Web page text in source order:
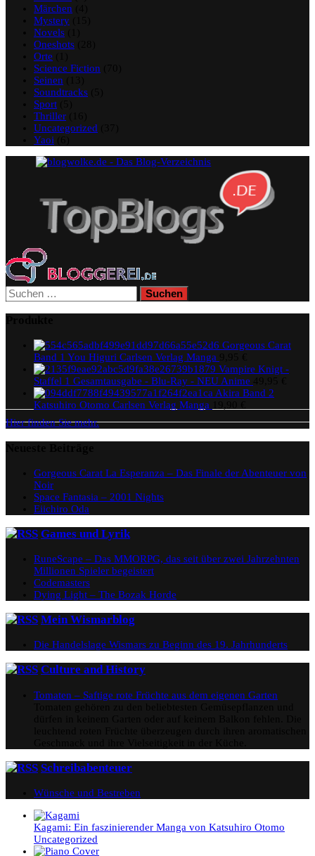
Märchen
Mystery
Novels
Oneshots
Orte
Science Fiction
Seinen
Soundtracks
Sport
Thriller
Uncategorized
Yaoi
Suchen
nach:
Gorgeous Carat
Band 1 You Higuri Carlsen Verlag Manga
Vampire Knigt -
Staffel 1 Gesamtausgabe - Blu-Ray - NEU Anime
Akira Band 2
Katsuhiro Otomo Carlsen Verlag Manga
Hier finden Sie mehr.
Gorgeous Carat La Esperanza – Das Finale der Abenteuer von
Noir
Space Fantasia – 2001 Nights
Eiichiro Oda
Games und Lyrik
RuneScape – Das MMORPG, das seit über zwei Jahrzehnten
Millionen Spieler begeistert
Codemasters
Dying Light – The Bozak Horde
Mein Wismarblog
Die Handelslage Wismars zu Beginn des 19. Jahrhunderts
Culture and History
Tomaten – Saftige rote Früchte aus dem eigenen Garten
Schreibabenteuer
Wünsche und Bestreben
Kagami: Ein faszinierender Manga von Katsuhiro Otomo
Uncategorized